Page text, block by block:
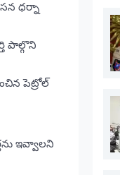
ధర్నా
పాల్గొని
పెట్రోల్
ఇవ్వాలని